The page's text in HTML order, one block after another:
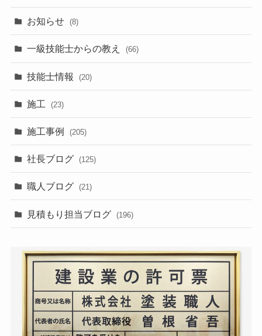
お知らせ (8)
一級技能士からの教え (66)
技能士情報 (20)
施工 (23)
施工事例 (205)
社長ブログ (125)
職人ブログ (21)
見積もり担当ブログ (196)